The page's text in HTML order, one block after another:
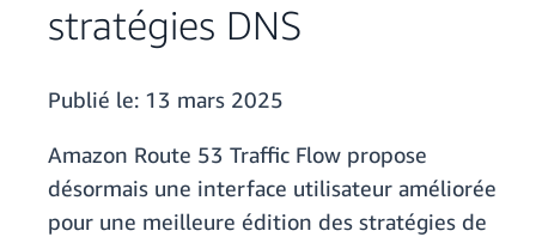
stratégies DNS
Publié le: 13 mars 2025
Amazon Route 53 Traffic Flow propose
désormais une interface utilisateur améliorée
pour une meilleure édition des stratégies de